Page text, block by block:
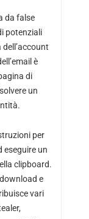
da false
potenziali
è
di
un
per
eseguire un
clipboard.
e
vari